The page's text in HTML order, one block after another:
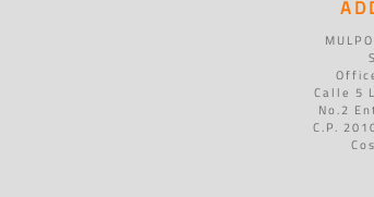
Calle 5
No.2
C.P.